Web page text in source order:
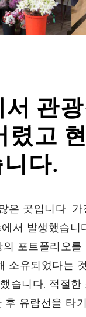
관
고
다.
은 곳입니다.
서 발생했습니
포트폴리오를
소유되었다는
습니다. 적절
유람선을 타